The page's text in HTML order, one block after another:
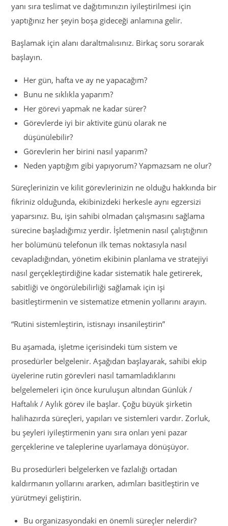
yanı sıra teslimat ve dağıtımınızın iyileştirilmesi için
yaptığınız her şeyin boşa gideceği anlamına gelir.
Başlamak için alanı daraltmalısınız. Birkaç soru sorarak
başlayın.
Her gün, hafta ve ay ne yapacağım?
Bunu ne sıklıkla yaparım?
Her görevi yapmak ne kadar sürer?
Görevlerde iyi bir aktivite günü olarak ne
düşünülebilir?
Görevlerin her birini nasıl yaparım?
Neden yaptığım gibi yapıyorum? Yapmazsam ne olur?
Süreçlerinizin ve kilit görevlerinizin ne olduğu hakkında bir
fikriniz olduğunda, ekibinizdeki herkesle aynı egzersizi
yaparsınız. Bu, işin sahibi olmadan çalışmasını sağlama
sürecine başladığımız yerdir. İşletmenin nasıl çalıştığının
her bölümünü telefonun ilk temas noktasıyla nasıl
cevapladığından, yönetim ekibinin planlama ve stratejiyi
nasıl gerçekleştirdiğine kadar sistematik hale getirerek,
sabitliği ve öngörülebilirliği sağlamak için işi
basitleştirmenin ve sistematize etmenin yollarını arayın.
“Rutini sistemleştirin, istisnayı insanileştirin”
Bu aşamada, işletme içerisindeki tüm sistem ve
prosedürler belgelenir. Aşağıdan başlayarak, sahibi ekip
üyelerine rutin görevleri nasıl tamamladıklarını
belgelemeleri için önce kuruluşun altından Günlük /
Haftalık / Aylık görev ile başlar. Çoğu büyük şirketin
halihazırda süreçleri, yapıları ve sistemleri vardır. Zorluk,
bu şeyleri iyileştirmenin yanı sıra onları yeni pazar
gerçeklerine ve taleplerine uyarlamaya dönüşüyor.
Bu prosedürleri belgelerken ve fazlalığı ortadan
kaldırmanın yollarını ararken, adımları basitleştirin ve
yürütmeyi geliştirin.
Bu organizasyondaki en önemli süreçler nelerdir?